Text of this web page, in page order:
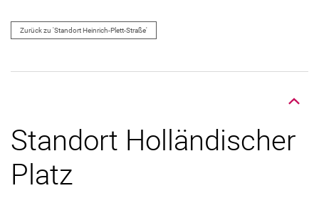
Zurück zu 'Standort Heinrich-Plett-Straße'
Nach oben
Standort Holländischer
Platz